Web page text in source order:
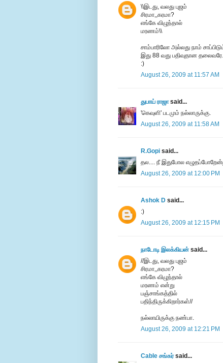
\\இடது, வலது புஜம்
சிரமா,,கரமா?
எங்கே விழுந்தால்
மரணம்\\
சாம்பாரிலோ அல்லது நாம்
இது 88 வது பதிவுதான
:)
August 26, 2009 at 11:57 AM
துபாய் ராஜாsaid...
'கெவுளி' படமும் நல்லாருக்கு.
August 26, 2009 at 11:58 AM
R.Gopi said...
தல.... நீ இதுபோல
August 26, 2009 at 12:00 PM
Ashok D said...
:)
August 26, 2009 at 12:15 PM
நாடோடி இலக்கியன் said...
//இடது, வலது புஜம்
சிரமா,,கரமா?
எங்கே விழுந்தால்
மரணம் என்று
பஞ்சாங்கத்தில்
பதிந்திருக்கிறார்கள்//
நல்லாயிருக்கு நண்பா.
August 26, 2009 at 12:21 PM
Cable சங்கர்said...